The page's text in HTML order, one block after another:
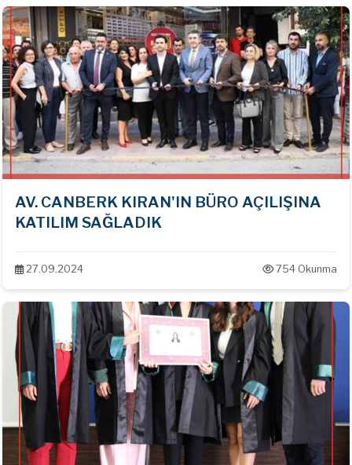
AV. CANBERK KIRAN'IN BÜRO AÇILIŞINA
KATILIM SAĞLADIK
27.09.2024 754 Okunma